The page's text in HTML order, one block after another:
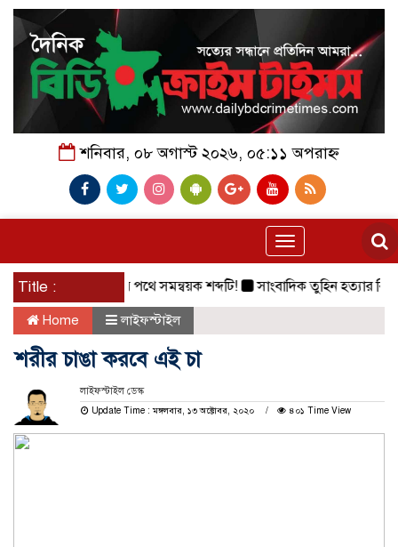
শনিবার, ০৮ অগাস্ট ২০২৬, ০৫:১১ অপরাহ্ন
Toggle
navigation
Title :বিলুপ্তির পথে সমন্বয়ক শব্দটি! সাংবাদিক তুহিন হত্যার বিচার
Home লাইফস্টাইল
শরীর চাঙা করবে এই চা
লাইফস্টাইল ডেস্ক
Update Time : মঙ্গলবার, ১৩ অক্টোবর, ২০২০
৪০১ Time View